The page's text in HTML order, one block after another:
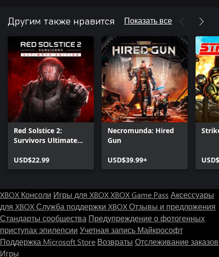
Другим также нравится Показать все
Red Solstice 2:
Survivors Ultimate
USD$22.99
Necromunda: Hired
Gun
USD$39.99+
XBOX Консоли Игры для XBOXXBOX Game Pass Аксессуары
для XBOXСлужба поддержки XBOXОтзывы и предложения
Стандарты сообщества Предупреждение о фотогенных
приступах эпилепсии Учетная запись Майкрософт
Поддержка Microsoft Store Возвраты Отслеживание заказов
Игры